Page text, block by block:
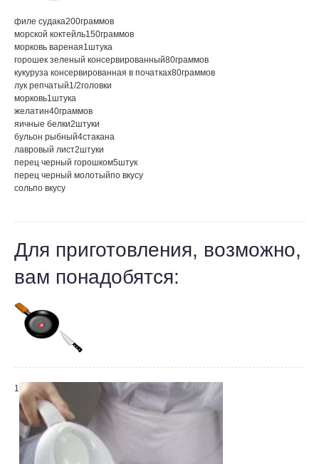
филе судака200граммов
морской коктейль150граммов
морковь вареная1штука
горошек зеленый консервированный80граммов
кукуруза консервированная в початках80граммов
лук репчатый1/2головки
морковь1штука
желатин40граммов
яичные белки2штуки
бульон рыбный4стакана
лавровый лист2штуки
перец черный горошком5штук
перец черный молотыйпо вкусу
сольпо вкусу
Для приготовления, возможно,
вам понадобятся:
1